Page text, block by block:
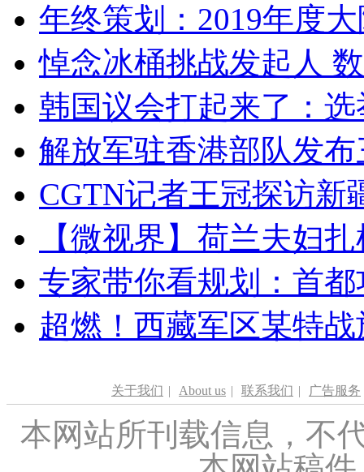
年终策划：2019年度
悼念冰桶挑战发起人
韩国议会打起来了：
解放军驻香港部队发
CGTN记者王冠探访新
【微视界】荷兰夫妇
专家带你看规划：首
超燃！西藏军区某特
关于我们 | About us | 联系我们 | 广告服务
本网站所刊载信息，不